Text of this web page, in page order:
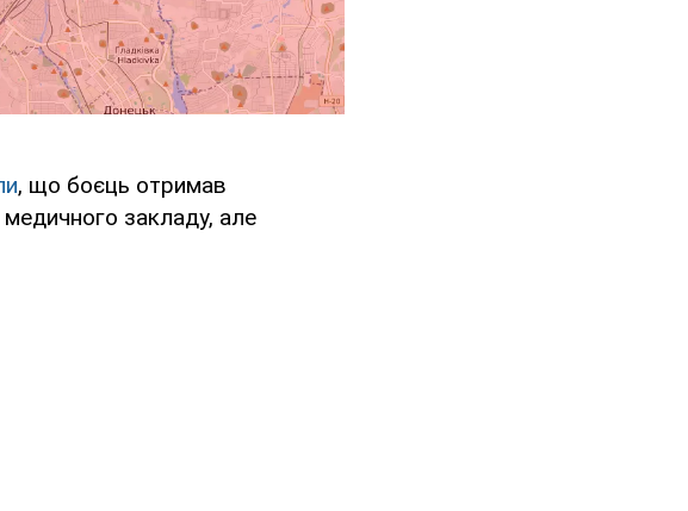
, що боєць отримав
закладу, але